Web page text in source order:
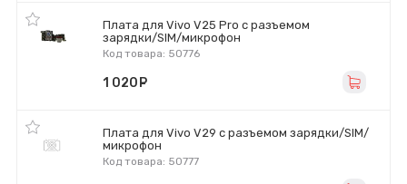
Плата для Vivo V25 Pro с разъемом
зарядки/SIM/микрофон
Код товара: 50776
1 020
Плата для Vivo V29 с разъемом зарядки/SIM/
микрофон
Код товара: 50777